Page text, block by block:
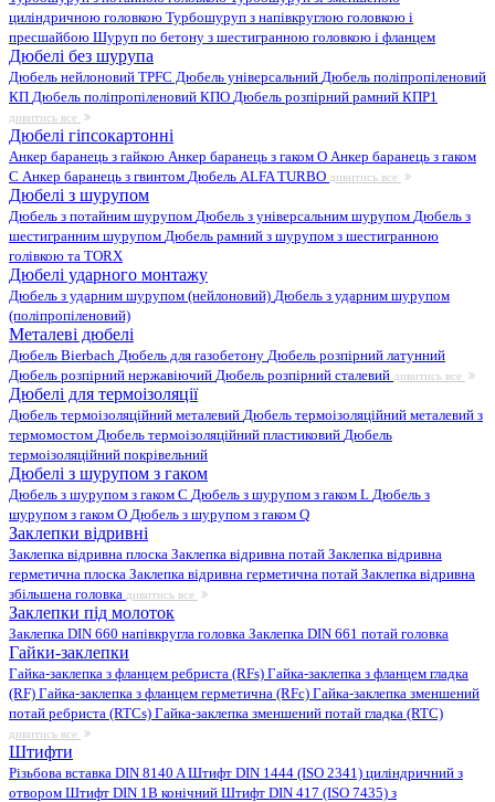
циліндричною головкою Турбошуруп з напівкруглою головкою і
пресшайбою Шуруп по бетону з шестигранною головкою і фланцем
Дюбелі без шурупа
Дюбель нейлоновий TPFC Дюбель універсальний Дюбель поліпропіленовий
КП Дюбель поліпропіленовий КПО Дюбель розпірний рамний КПР1
дивитись все
Дюбелі гіпсокартонні
Анкер баранець з гайкою Анкер баранець з гаком O Анкер баранець з гаком
С Анкер баранець з гвинтом Дюбель ALFA TURBO дивитись все
Дюбелі з шурупом
Дюбель з потайним шурупом Дюбель з універсальним шурупом Дюбель з
шестигранним шурупом Дюбель рамний з шурупом з шестигранною
голівкою та TORX
Дюбелі ударного монтажу
Дюбель з ударним шурупом (нейлоновий) Дюбель з ударним шурупом
(поліпропіленовий)
Металеві дюбелі
Дюбель Bierbach Дюбель для газобетону Дюбель розпірний латунний
Дюбель розпірний нержавіючий Дюбель розпірний сталевий дивитись все
Дюбелі для термоізоляції
Дюбель термоізоляційний металевий Дюбель термоізоляційний металевий з
термомостом Дюбель термоізоляційний пластиковий Дюбель
термоізоляційний покрівельний
Дюбелі з шурупом з гаком
Дюбель з шурупом з гаком C Дюбель з шурупом з гаком L Дюбель з
шурупом з гаком O Дюбель з шурупом з гаком Q
Заклепки відривні
Заклепка відривна плоска Заклепка відривна потай Заклепка відривна
герметична плоска Заклепка відривна герметична потай Заклепка відривна
збільшена головка дивитись все
Заклепки під молоток
Заклепка DIN 660 напівкругла головка Заклепка DIN 661 потай головка
Гайки-заклепки
Гайка-заклепка з фланцем ребриста (RFs) Гайка-заклепка з фланцем гладка
(RF) Гайка-заклепка з фланцем герметична (RFc) Гайка-заклепка зменшений
потай ребриста (RTCs) Гайка-заклепка зменшений потай гладка (RTC)
дивитись все
Штифти
Різьбова вставка DIN 8140 AШтифт DIN 1444 (ISO 2341) циліндричний з
отвором Штифт DIN 1B конічний Штифт DIN 417 (ISO 7435) з